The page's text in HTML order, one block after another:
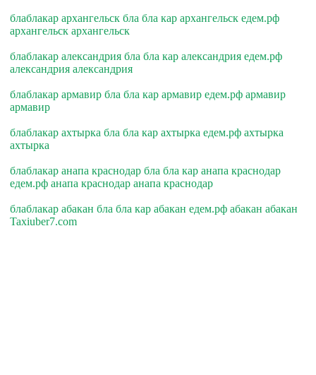
блаблакар архангельск бла бла кар архангельск едем.рф
архангельск архангельск
блаблакар александрия бла бла кар александрия едем.рф
александрия александрия
блаблакар армавир бла бла кар армавир едем.рф армавир
армавир
блаблакар ахтырка бла бла кар ахтырка едем.рф ахтырка
ахтырка
блаблакар анапа краснодар бла бла кар анапа краснодар
едем.рф анапа краснодар анапа краснодар
блаблакар абакан бла бла кар абакан едем.рф абакан абакан
Taxiuber7.com